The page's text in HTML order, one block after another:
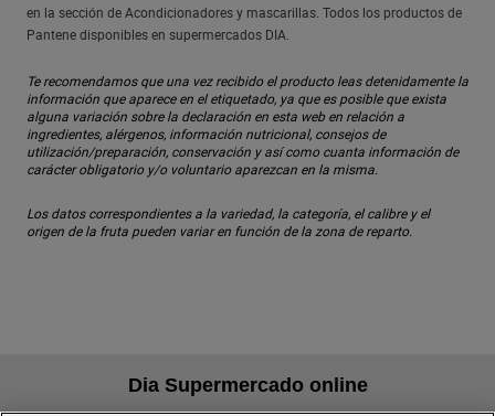
en la sección de Acondicionadores y mascarillas. Todos los productos de
Pantene disponibles en supermercados DIA.
Te recomendamos que una vez recibido el producto leas detenidamente la
información que aparece en el etiquetado, ya que es posible que exista
alguna variación sobre la declaración en esta web en relación a
ingredientes, alérgenos, información nutricional, consejos de
utilización/preparación, conservación y así como cuanta información de
carácter obligatorio y/o voluntario aparezcan en la misma.
Los datos correspondientes a la variedad, la categoría, el calibre y el
origen de la fruta pueden variar en función de la zona de reparto.
Dia Supermercado online